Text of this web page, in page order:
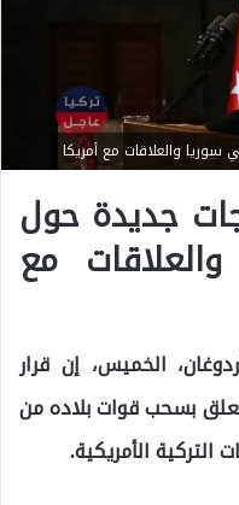
والعلاقات مع أمريكا
جديدة حول
مع
الخميس، إن قرار
بسحب قوات بلاده من
الأمريكية.